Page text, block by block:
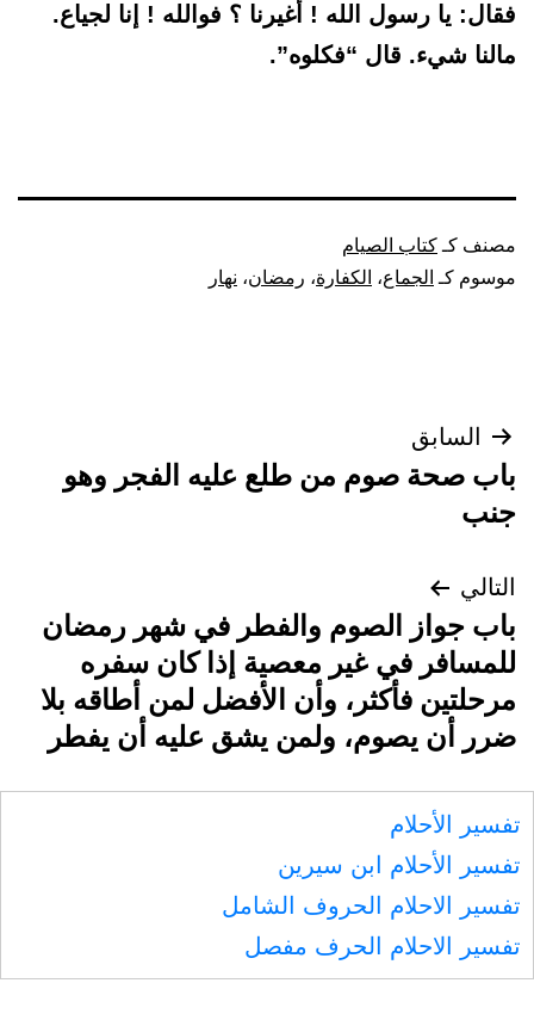
فقال: يا رسول الله ! أغيرنا ؟ فوالله ! إنا لجياع.
مالنا شيء. قال “فكلوه”.
مصنف كـكتاب الصيام
موسوم كـ الجماع، الكفارة، رمضان، نهار
تصفّح
المقالات
السابق
باب صحة صوم من طلع عليه الفجر وهو
جنب
التالي
باب جواز الصوم والفطر في شهر رمضان
للمسافر في غير معصية إذا كان سفره
مرحلتين فأكثر، وأن الأفضل لمن أطاقه بلا
ضرر أن يصوم، ولمن يشق عليه أن يفطر
تفسير الأحلام
تفسير الأحلام ابن سيرين
تفسير الاحلام الحروف الشامل
تفسير الاحلام الحرف مفصل